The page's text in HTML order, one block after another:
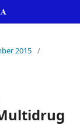
2015 /